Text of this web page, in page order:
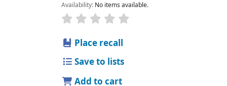
Availability: No items available.
star rating
Place recall
Save to lists
Add to cart